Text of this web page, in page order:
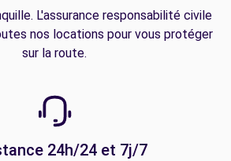
L'assurance responsabilité civile
nos locations pour vous protéger
sur la route.
24h/24 et 7j/7